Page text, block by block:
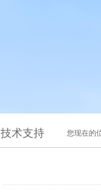
技术支持 您现在的